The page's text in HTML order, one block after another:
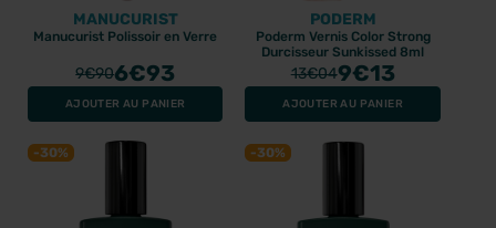
MANUCURIST
Manucurist Polissoir en Verre
9€906€93
AJOUTER AU PANIER
PODERM
Poderm Vernis Color Strong
Durcisseur Sunkissed 8ml
13€049€13
AJOUTER AU PANIER
-30% -30%